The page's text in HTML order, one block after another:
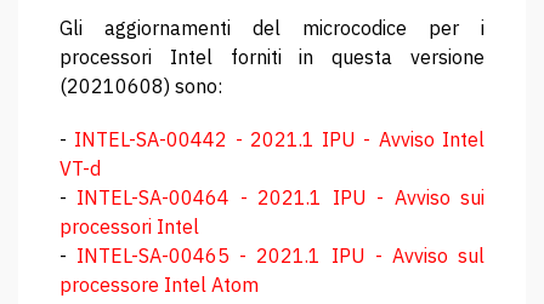
Gli aggiornamenti del microcodice per i
processori Intel forniti in questa versione
(20210608) sono:
- INTEL-SA-00442 - 2021.1 IPU - Avviso Intel
VT-d
- INTEL-SA-00464 - 2021.1 IPU - Avviso sui
processori Intel
- INTEL-SA-00465 - 2021.1 IPU - Avviso sul
processore Intel Atom